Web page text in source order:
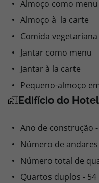
Almoço como menu
Almoço à la carte
Comida vegetariana
Jantar como menu
Jantar à la carte
Pequeno-almoço
Edifício do Hotel
Ano de construção -
Número de
Número total de
Quartos duplos - 54